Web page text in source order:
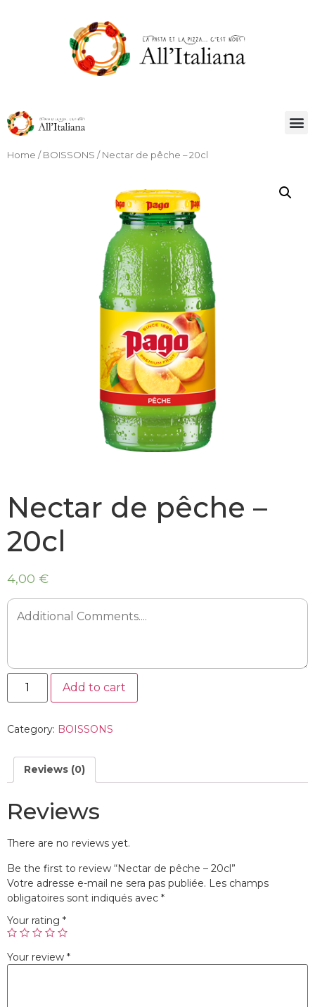
Home / BOISSONS / Nectar de pêche – 20cl
Nectar de pêche –
20cl
4,00 €
Add to cart
Category: BOISSONS
Reviews (0)
Reviews
There are no reviews yet.
Be the first to review “Nectar de pêche – 20cl”
Votre adresse e-mail ne sera pas publiée. Les champs
obligatoires sont indiqués avec *
Your rating *
Your review *